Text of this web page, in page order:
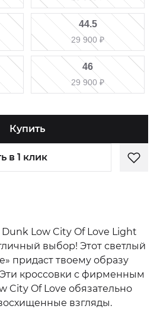
44.5
29 900 ₽
46
29 900 ₽
Купить
в 1 клик
Low City Of Love Light
выбор! Этот светлый
придаст твоему образу
кроссовки с фирменным
City Of Love обязательно
взгляды.